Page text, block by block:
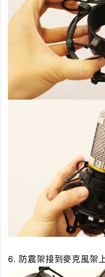
6. 防震架接到麥克風架